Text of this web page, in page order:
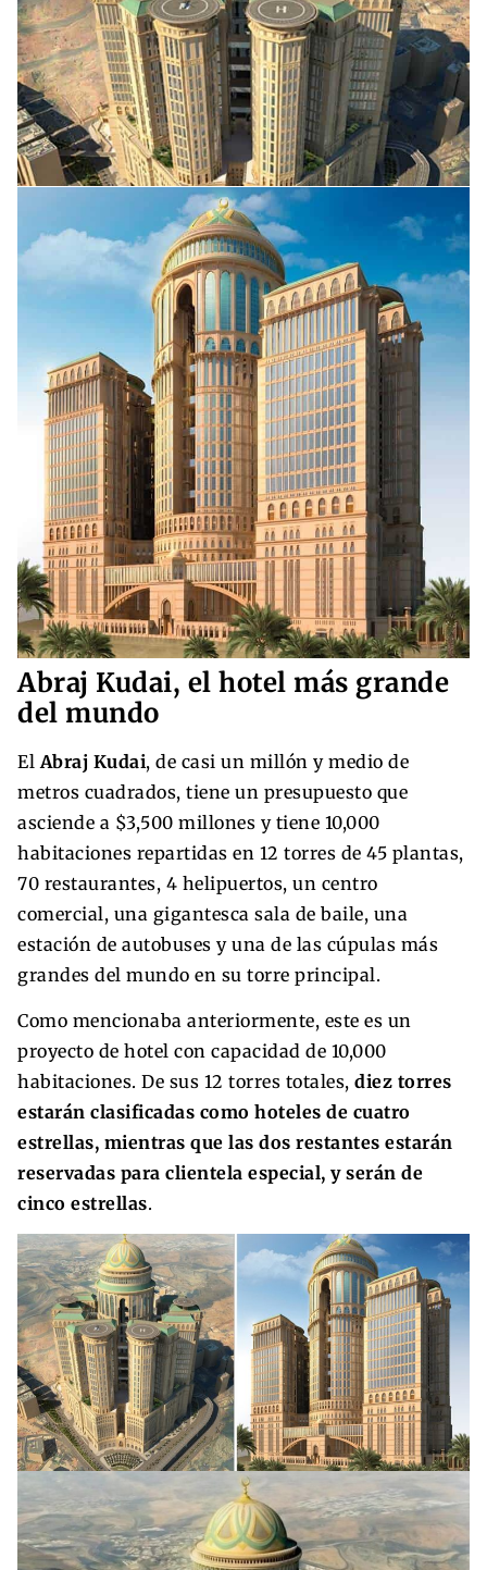
Abraj Kudai, el hotel más grande
del mundo
El Abraj Kudai, de casi un millón y medio de
metros cuadrados, tiene un presupuesto que
asciende a $3,500 millones y tiene 10,000
habitaciones repartidas en 12 torres de 45 plantas,
70 restaurantes, 4 helipuertos, un centro
comercial, una gigantesca sala de baile, una
estación de autobuses y una de las cúpulas más
grandes del mundo en su torre principal.
Como mencionaba anteriormente, este es un
proyecto de hotel con capacidad de 10,000
habitaciones. De sus 12 torres totales, diez torres
estarán clasificadas como hoteles de cuatro
estrellas, mientras que las dos restantes estarán
reservadas para clientela especial, y serán de
cinco estrellas.